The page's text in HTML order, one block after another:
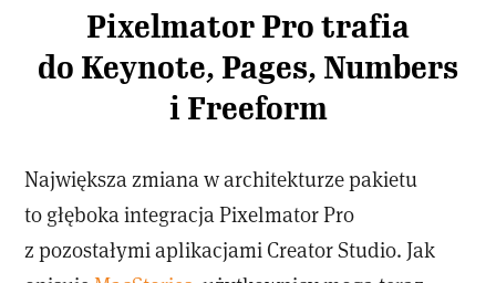
Pixelmator Pro trafia
do Keynote, Pages, Numbers
i Freeform
Największa zmiana w architekturze pakietu
to głęboka integracja Pixelmator Pro
z pozostałymi aplikacjami Creator Studio. Jak